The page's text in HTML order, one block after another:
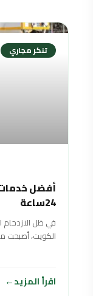
تنكر مجاري
أفضل
24ساعة
في ظل الازدحام
الكويت، أصبحت
اقرأ المزيد